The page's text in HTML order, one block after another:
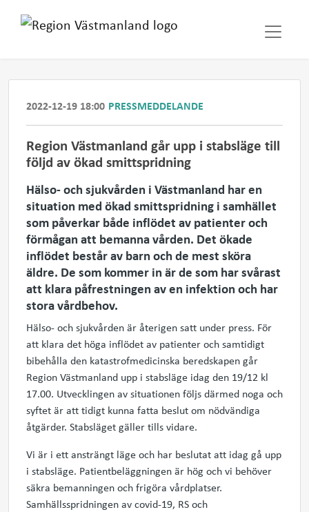
2022-12-19 18:00 PRESSMEDDELANDE
Region Västmanland går upp i stabsläge till
följd av ökad smittspridning
Hälso- och sjukvården i Västmanland har en
situation med ökad smittspridning i samhället
som påverkar både inflödet av patienter och
förmågan att bemanna vården. Det ökade
inflödet består av barn och de mest sköra
äldre. De som kommer in är de som har svårast
att klara påfrestningen av en infektion och har
stora vårdbehov.
Hälso- och sjukvården är återigen satt under press. För
att klara det höga inflödet av patienter och samtidigt
bibehålla den katastrofmedicinska beredskapen går
Region Västmanland upp i stabsläge idag den 19/12 kl
17.00. Utvecklingen av situationen följs därmed noga och
syftet är att tidigt kunna fatta beslut om nödvändiga
åtgärder. Stabsläget gäller tills vidare.
Vi är i ett ansträngt läge och har beslutat att idag gå upp
i stabsläge. Patientbeläggningen är hög och vi behöver
säkra bemanningen och frigöra vårdplatser.
Samhällsspridningen av covid-19, RS och